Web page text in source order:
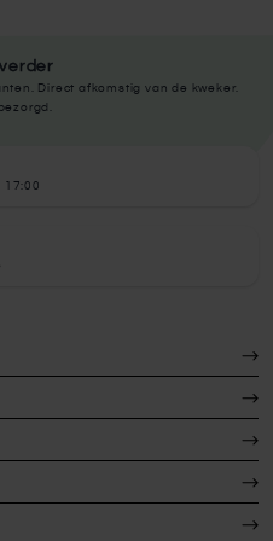
Direct afkomstig van de kweker.
17:00